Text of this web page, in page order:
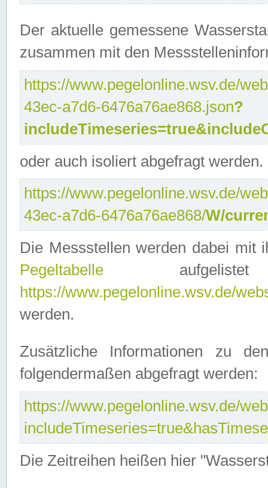
Der aktuelle gemessene
zusammen mit den
https://www.pegelonline.wsv.de/
43ec-a7d6-6476a76ae868.json?
oder auch isoliert abgefragt werden.
https://www.pegelonline.wsv.de/
43ec-a7d6-6476a76ae868/W/
Die Messstellen werden dabei mit
Pegeltabelle
https://www.pegelonline.wsv.de/
werden.
Zusätzliche Informationen zu
folgendermaßen abgefragt werden:
https://www.pegelonline.wsv.de/
Die Zeitreihen heißen hier